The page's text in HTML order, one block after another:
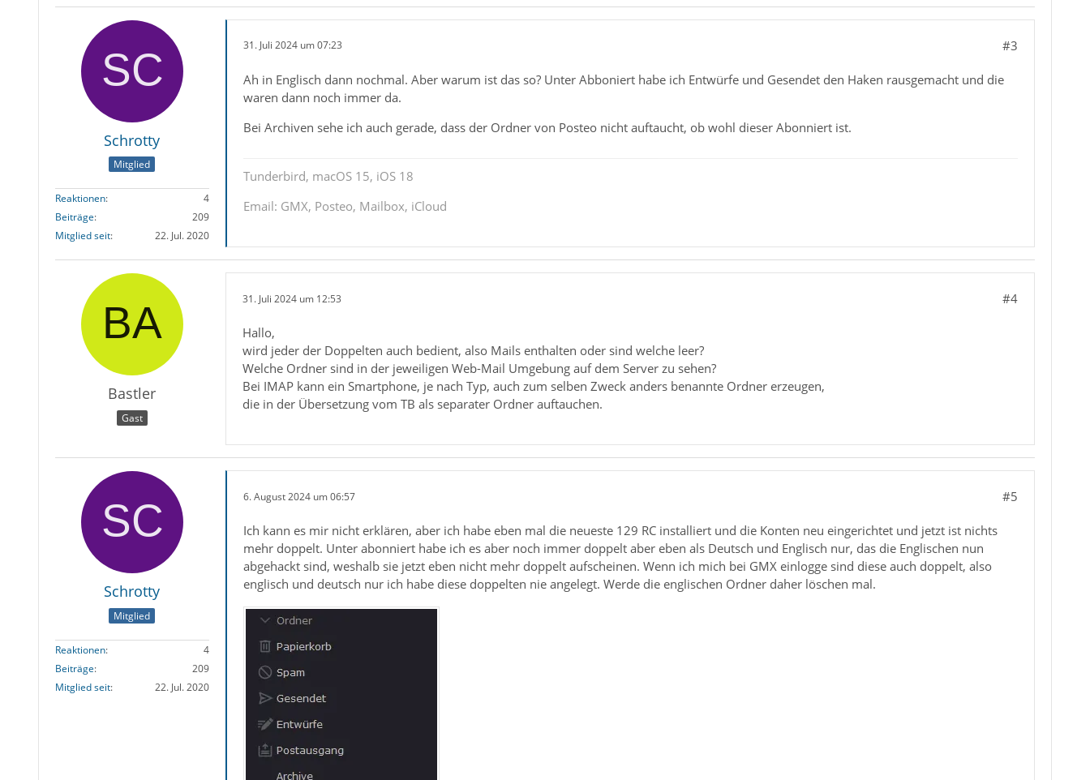
Schrotty
Mitglied
Reaktionen
4
Beiträge
209
Mitglied seit
22. Jul. 2020
31. Juli 2024 um 07:23 #3
Ah in Englisch dann nochmal. Aber warum ist das so? Unter Abboniert habe ich Entwürfe und Gesendet den Haken rausgemacht und die
waren dann noch immer da.
Bei Archiven sehe ich auch gerade, dass der Ordner von Posteo nicht auftaucht, ob wohl dieser Abonniert ist.
Tunderbird, macOS 15, iOS 18
Email: GMX, Posteo, Mailbox, iCloud
Bastler
Gast
31. Juli 2024 um 12:53 #4
Hallo,
wird jeder der Doppelten auch bedient, also Mails enthalten oder sind welche leer?
Welche Ordner sind in der jeweiligen Web-Mail Umgebung auf dem Server zu sehen?
Bei IMAP kann ein Smartphone, je nach Typ, auch zum selben Zweck anders benannte Ordner erzeugen,
die in der Übersetzung vom TB als separater Ordner auftauchen.
Schrotty
Mitglied
Reaktionen
4
Beiträge
209
Mitglied seit
22. Jul. 2020
6. August 2024 um 06:57 #5
Ich kann es mir nicht erklären, aber ich habe eben mal die neueste 129 RC installiert und die Konten neu eingerichtet und jetzt ist nichts
mehr doppelt. Unter abonniert habe ich es aber noch immer doppelt aber eben als Deutsch und Englisch nur, das die Englischen nun
abgehackt sind, weshalb sie jetzt eben nicht mehr doppelt aufscheinen. Wenn ich mich bei GMX einlogge sind diese auch doppelt, also
englisch und deutsch nur ich habe diese doppelten nie angelegt. Werde die englischen Ordner daher löschen mal.